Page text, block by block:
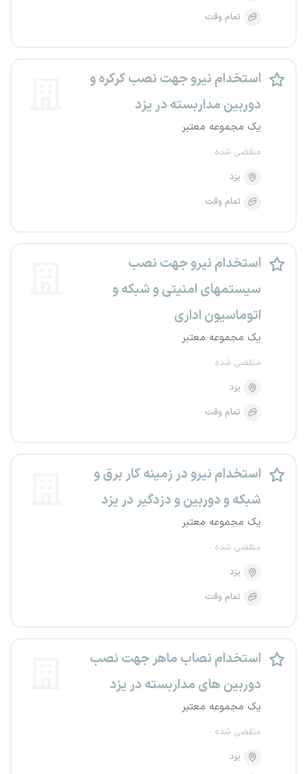
تمام وقت
استخدام نیرو جهت نصب کرکره و
دوربین مداربسته در یزد
یک مجموعه معتبر
منقضی شده
یزد
تمام وقت
استخدام نیرو جهت نصب
سیستمهای امنیتی و شبکه و
اتوماسیون اداری
یک مجموعه معتبر
منقضی شده
یزد
تمام وقت
استخدام نیرو در زمینه کار برق و
شبکه و دوربین و دزدگیر در یزد
یک مجموعه معتبر
منقضی شده
یزد
تمام وقت
استخدام نصاب ماهر جهت نصب
دوربین های مداربسته در یزد
یک مجموعه معتبر
منقضی شده
یزد